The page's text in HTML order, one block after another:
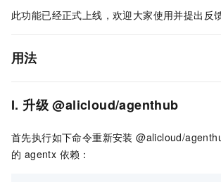
此功能已经正式上线，欢迎大家使用并提出反
用法
I. 升级 @alicloud/agenthub
首先执行如下命令重新安装 @alicloud/
的 agentx 依赖：